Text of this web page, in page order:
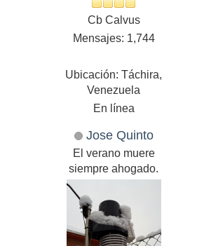
Cb Calvus
Mensajes: 1,744
Ubicación: Táchira,
Venezuela
En línea
Jose Quinto
El verano muere
siempre ahogado.